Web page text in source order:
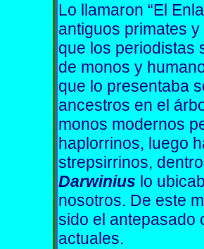
Lo llamaron “El
antiguos primates
que los periodistas
de monos y
que lo presentaba
ancestros en el
monos modernos
haplorrinos, luego
strepsirrinos,
Darwinius lo
nosotros. De este
sido el antepasado
actuales.